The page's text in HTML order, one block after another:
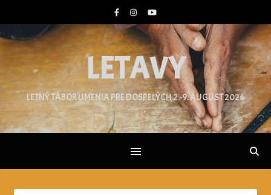
LETAVY
LETNÝ TÁBOR UMENIA PRE DOSPELÝCH 2.-9. AUGUST 2026